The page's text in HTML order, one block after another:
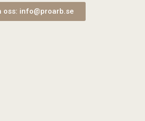
oss: info@proarb.se